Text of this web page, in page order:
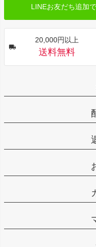
LINEお友だち追加で
20,000円以上
送料無料